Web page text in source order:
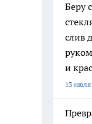
Беру
слив
и
13 июля